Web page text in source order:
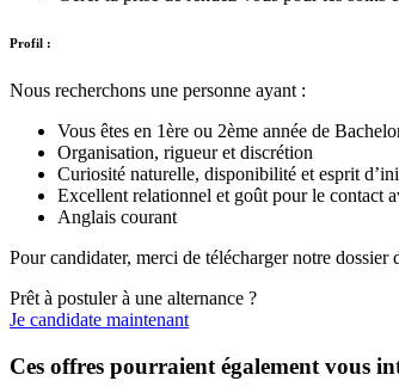
Profil :
Nous recherchons une personne ayant :
Vous êtes en 1ère ou 2ème année de
Organisation, rigueur et discrétion
Curiosité naturelle, disponibilité et esprit
Excellent relationnel et goût pour le contact
Anglais courant
Pour candidater, merci de télécharger notre dossier
Prêt à postuler à une alternance ?
Je candidate maintenant
Ces offres pourraient également vous